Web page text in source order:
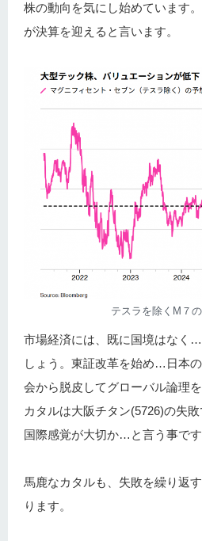
株の動向を気にし始めています
が決算を迎えると言います。
テスラを除くM７
市場経済には、既に国境はなく
しょう。東証改革を始め…日本
会から脱皮してグローバル論理
カタルは大阪チタン(5726)の失
国際感覚が大切か…と言う事です
馬鹿なカタルも、失敗を繰り返
ります。